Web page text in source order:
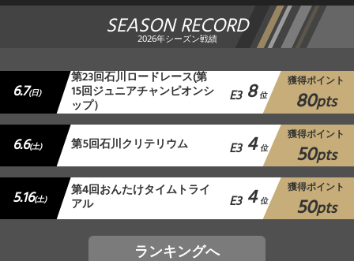
SEASON RECORD
2026年シーズン戦績
6.7(日)
第23回石川ロードレース(第
15回ジュニアチャンピオンシ
ップ） E3 8 位
獲得ポイント
80pts
6.6(土) 第5回石川クリテリウム E3 4 位
獲得ポイント
50pts
5.16(土) 第4回おんたけタイムトライ
アル E3 4 位
獲得ポイント
50pts
ランキングへ